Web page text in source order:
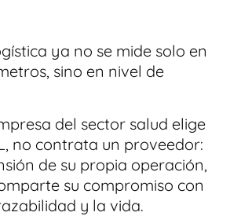
ya no se mide solo en
sino en nivel de
del sector salud elige
no contrata un proveedor:
de su propia operación,
su compromiso con
y la vida.